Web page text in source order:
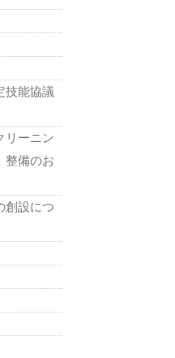
技能協議
リーニン
整備のお
創設につ